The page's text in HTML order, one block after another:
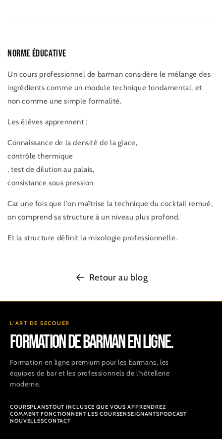
Norme éducative
Un cours professionnel de barman considère le mélange des
ingrédients comme un module technique fondamental, et
non comme une simple formalité.
Les élèves apprennent :
Connaissance de la densité de la glace,
contrôle thermique
, test de dilution au palais,
consistance sous pression
Car une fois que l'on maîtrise la technique du cocktail remué,
on comprend sa structure à un niveau plus profond.
Et la structure définit la mixologie professionnelle.
Retour au blog
L'ART DE SECOUER
FORMATION DE BARMAN EN LIGNE.
Formation en ligne premium pour les barmans, les
équipes de bar et les professionnels de l'hôtellerie
moderne.
COURSPLANSTOUT INCLUSCE QUE VOUS APPRENDREZ
COMMENT FONCTIONNENT LES COURSENSEIGNANTSPODCAST
NOUVELLESCONTACT